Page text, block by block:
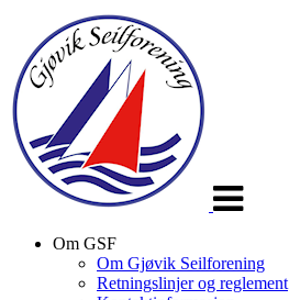
Om GSF
Om Gjøvik Seilforening
Retningslinjer og reglement